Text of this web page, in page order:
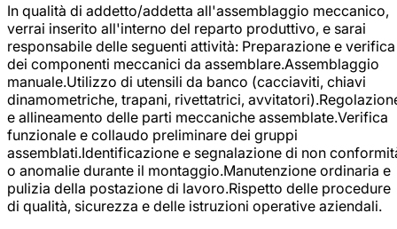
In qualità di addetto/addetta all'assemblaggio meccanico,
verrai inserito all'interno del reparto produttivo, e sarai
responsabile delle seguenti attività: Preparazione e verifica
dei componenti meccanici da assemblare.Assemblaggio
manuale.Utilizzo di utensili da banco (cacciaviti, chiavi
dinamometriche, trapani, rivettatrici,
e allineamento delle parti meccaniche assemblate.Verifica
funzionale e collaudo preliminare dei gruppi
assemblati.Identificazione e segnalazione di non
o anomalie durante il montaggio.Manutenzione ordinaria e
pulizia della postazione di lavoro.Rispetto delle procedure
di qualità, sicurezza e delle istruzioni operative aziendali.